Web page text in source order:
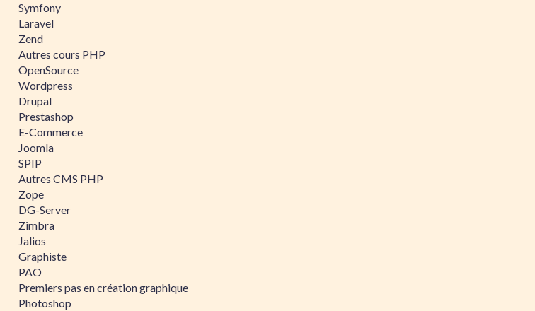
Symfony
Laravel
Zend
Autres cours PHP
OpenSource
Wordpress
Drupal
Prestashop
E-Commerce
Joomla
SPIP
Autres CMS PHP
Zope
DG-Server
Zimbra
Jalios
Graphiste
PAO
Premiers pas en création graphique
Photoshop